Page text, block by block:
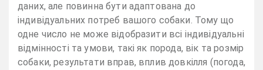
даних, але повинна бути адаптована до
індивідуальних потреб вашого собаки. Тому що
одне число не може відобразити всі індивідуальні
відмінності та умови, такі як порода, вік та розмір
собаки, результати вправ, вплив довкілля (погода,